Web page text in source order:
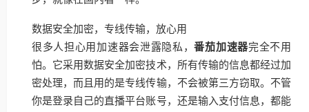
数据安全加密，专线传输，放心用
很多人担心用加速器会泄露隐私，番茄加速器完全不用
怕。它采用数据安全加密技术，所有传输的信息都经过加
密处理，而且用的是专线传输，不会被第三方窃取。不管
你是登录自己的直播平台账号，还是输入支付信息，都能